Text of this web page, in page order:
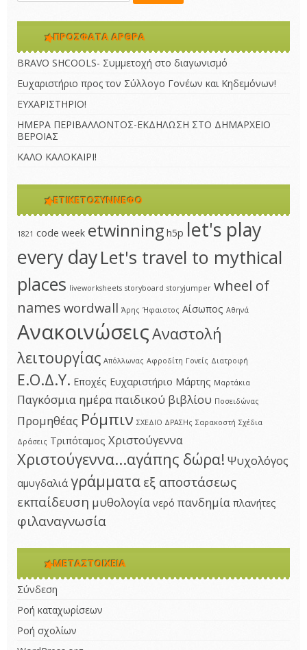
ΠΡΌΣΦΑΤΑ ΆΡΘΡΑ
BRAVO SHCOOLS- Συμμετοχή στο διαγωνισμό
Ευχαριστήριο προς τον Σύλλογο Γονέων και Κηδεμόνων!
ΕΥΧΑΡΙΣΤΗΡΙΟ!
ΗΜΕΡΑ ΠΕΡΙΒΑΛΛΟΝΤΟΣ-ΕΚΔΗΛΩΣΗ ΣΤΟ ΔΗΜΑΡΧΕΙΟ
ΒΕΡΟΙΑΣ
ΚΑΛΟ ΚΑΛΟΚΑΙΡΙ!
ΕΤΙΚΕΤΟΣΎΝΝΕΦΟ
1821 code week etwinning h5p let's play
every dayLet's travel to mythical
places liveworksheets storyboard storyjumper wheel of
names wordwall Άρης Ήφαιστος Αίσωπος Αθηνά
ΑνακοινώσειςΑναστολή
λειτουργίας Απόλλωνας Αφροδίτη Γονείς Διατροφή
Ε.Ο.Δ.Υ. Εποχές Ευχαριστήριο Μάρτης Μαρτάκια
Παγκόσμια ημέρα παιδικού βιβλίου Ποσειδώνας
Προμηθέας Ρόμπιν ΣΧΕΔΙΟ ΔΡΑΣΗς Σαρακοστή Σχέδια
Δράσεις Τριπόταμος Χριστούγεννα
Χριστούγεννα...αγάπης δώρα! Ψυχολόγος
αμυγδαλιά γράμματα εξ αποστάσεως
εκπαίδευση μυθολογία νερό πανδημία πλανήτες
φιλαναγνωσία
ΜΕΤΑΣΤΟΙΧΕΊΑ
Σύνδεση
Ροή καταχωρίσεων
Ροή σχολίων